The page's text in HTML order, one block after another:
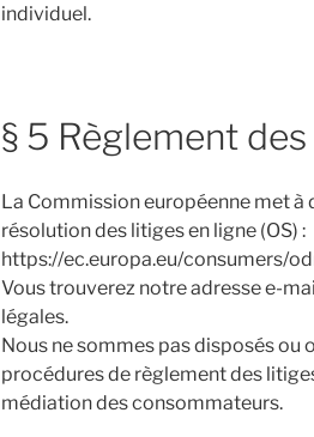
individuel.
§ 5 Règlement
La Commission européenne met
résolution des litiges en ligne (OS) :
https://ec.europa.eu/consumers/
Vous trouverez notre adresse e-
légales.
Nous ne sommes pas disposés ou
procédures de règlement des
médiation des consommateurs.